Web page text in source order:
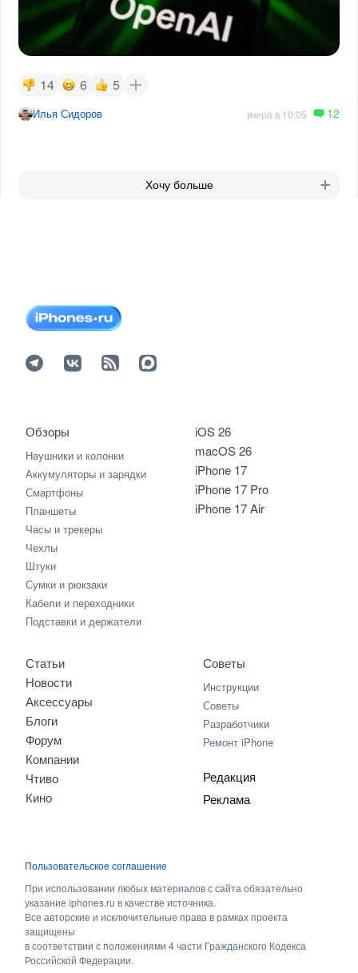
14 6 5
Илья Сидоров вчера в 10:05 12
Хочу больше
iOS 26
macOS 26
iPhone 17
iPhone 17 Pro
iPhone 17 Air
Обзоры
Наушники и колонки
Аккумуляторы и зарядки
Смартфоны
Планшеты
Часы и трекеры
Чехлы
Штуки
Сумки и рюкзаки
Кабели и переходники
Подставки и держатели
Статьи
Новости
Аксессуары
Блоги
Форум
Компании
Чтиво
Кино
Советы
Инструкции
Советы
Разработчики
Ремонт iPhone
Редакция
Реклама
Пользовательское соглашение
При использовании любых материалов с сайта обязательно
указание iphones.ru в качестве источника.
Все авторские и исключительные права в рамках проекта
защищены
в соответствии с положениями 4 части Гражданского Кодекса
Российской Федерации.